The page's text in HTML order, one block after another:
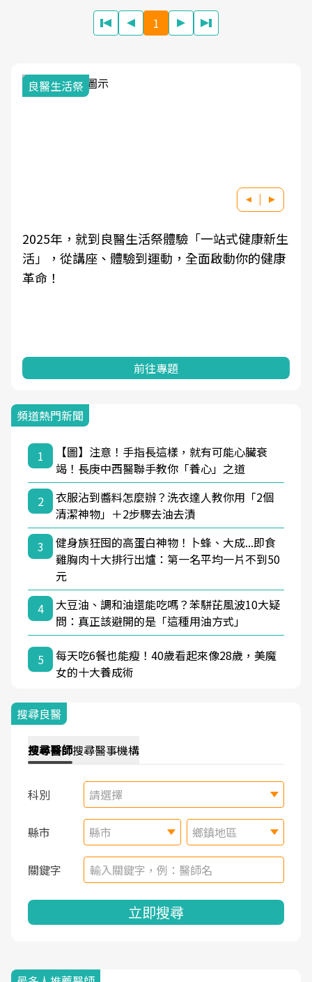
1
良醫生活祭
2025年，就到良醫生活祭體驗「一站式健康新生
活」，從講座、體驗到運動，全面啟動你的健康
革命！
前往專題
頻道熱門新聞
1
【圖】注意！手指長這樣，就有可能心臟衰
竭！長庚中西醫聯手教你「養心」之道
2
衣服沾到醬料怎麼辦？洗衣達人教你用「2個
清潔神物」＋2步驟去油去漬
3
健身族狂囤的高蛋白神物！卜蜂、大成...即食
雞胸肉十大排行出爐：第一名平均一片不到50
元
4
大豆油、調和油還能吃嗎？苯駢芘風波10大疑
問：真正該避開的是「這種用油方式」
5
每天吃6餐也能瘦！40歲看起來像28歲，美魔
女的十大養成術
搜尋良醫
搜尋醫師搜尋醫事機構
科別 請選擇
縣市 縣市 鄉鎮地區
關鍵字
立即搜尋